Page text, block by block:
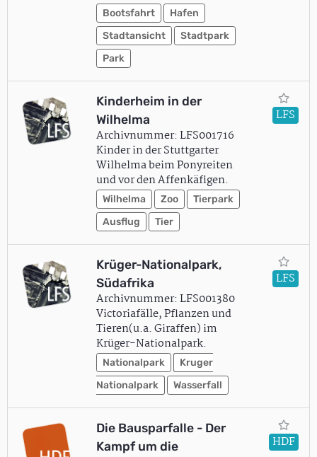
Bootsfahrt
Hafen
Stadtansicht
Stadtpark
Park
Kinderheim in der
Wilhelma
Archivnummer: LFS001716
Kinder in der Stuttgarter
Wilhelma beim Ponyreiten
und vor den Affenkäfigen.
Wilhelma Zoo
Tierpark
Ausflug
Tier
LFS
Krüger-Nationalpark,
Südafrika
Archivnummer: LFS001380
Victoriafälle, Pflanzen und
Tieren(u.a. Giraffen) im
Krüger-Nationalpark.
Nationalpark
Kruger
Nationalpark
Wasserfall
LFS
Die Bausparfalle - Der
Kampf um die
HDF